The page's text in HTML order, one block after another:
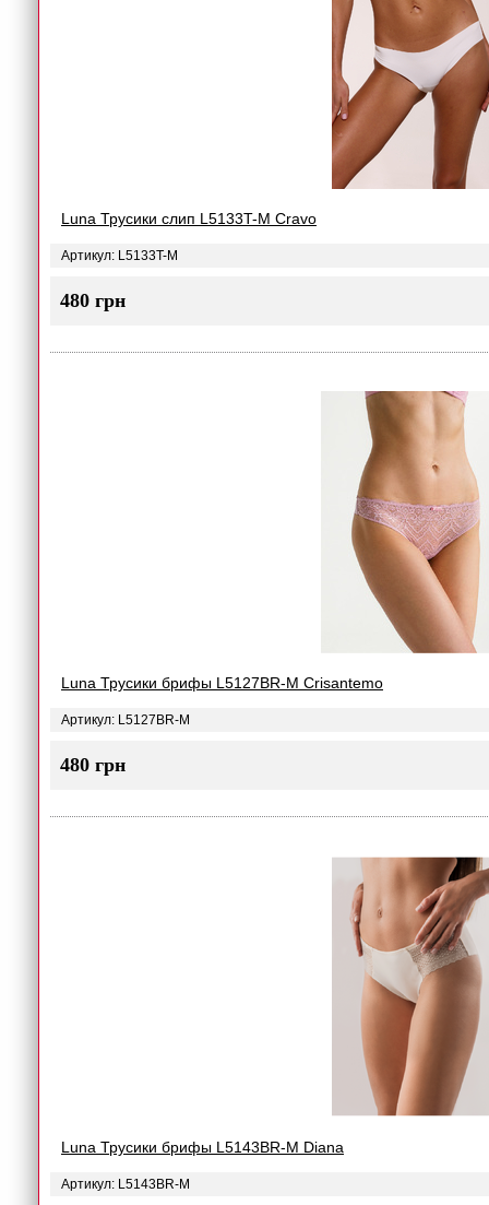
Luna Трусики слип L5133T-M Cravo
Артикул: L5133T-M
480 грн
Luna Трусики брифы L5127BR-M Crisantemo
Артикул: L5127BR-M
480 грн
Luna Трусики брифы L5143BR-M Diana
Артикул: L5143BR-M